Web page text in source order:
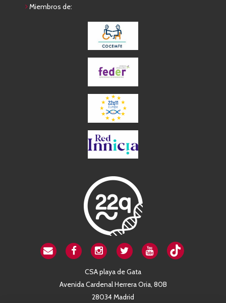
Miembros de:
CSA playa de Gata
Avenida Cardenal Herrera Oria, 80B
28034 Madrid